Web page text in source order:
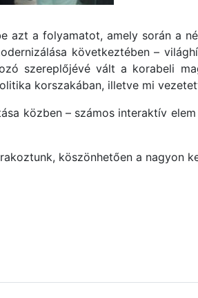
a folyamatot, amely során a
következtében –
szereplőjévé vált a korabeli
korszakában, illetve mi
közben – számos interaktív
köszönhetően a nagyon